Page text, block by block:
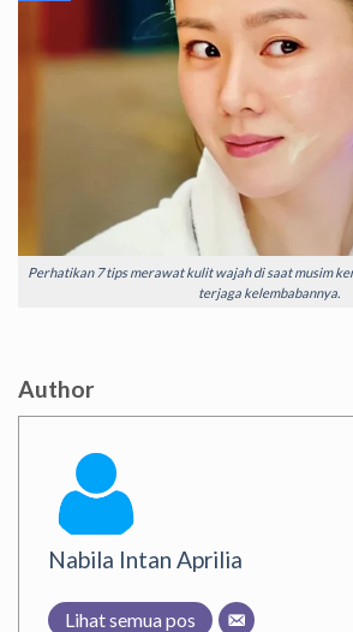
Perhatikan 7 tips merawat kulit wajah di saat musim
terjaga kelembabannya.
Author
Nabila Intan Aprilia
Lihat semua pos